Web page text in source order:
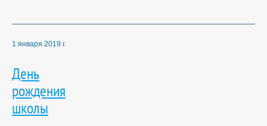
1 января 2019 г.
День
рождения
школы